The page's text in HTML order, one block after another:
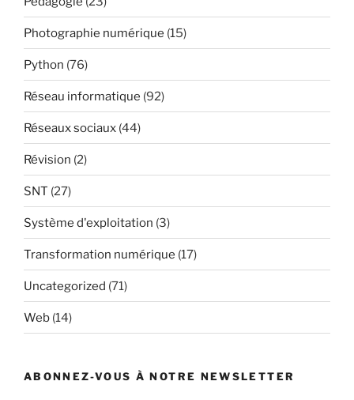
Photographie numérique (15)
Python (76)
Réseau informatique (92)
Réseaux sociaux (44)
Révision (2)
SNT (27)
Système d'exploitation (3)
Transformation numérique (17)
Uncategorized (71)
Web (14)
ABONNEZ-VOUS À NOTRE NEWSLETTER